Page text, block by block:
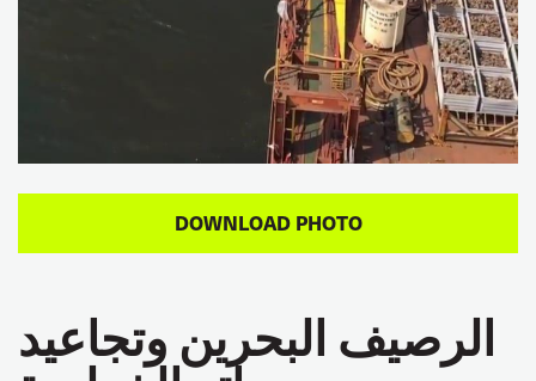
الرصيف البحرين وتجاعيد